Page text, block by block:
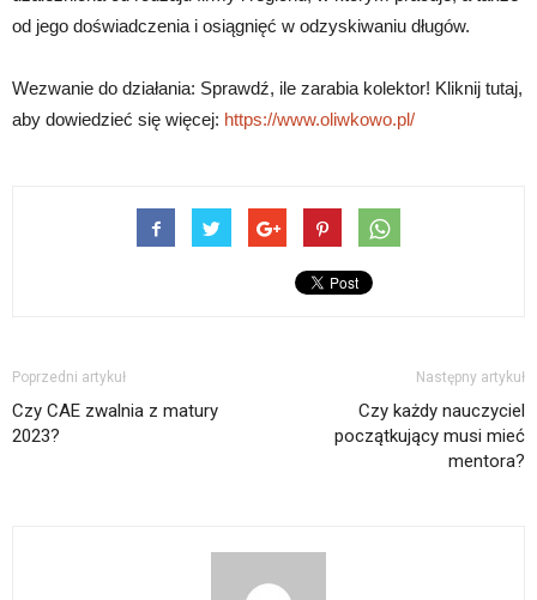
od jego doświadczenia i osiągnięć w odzyskiwaniu długów.
Wezwanie do działania: Sprawdź, ile zarabia kolektor! Kliknij tutaj,
aby dowiedzieć się więcej: https://www.oliwkowo.pl/
Poprzedni artykuł
Czy CAE zwalnia z matury
2023?
Następny artykuł
Czy każdy nauczyciel
początkujący musi mieć
mentora?